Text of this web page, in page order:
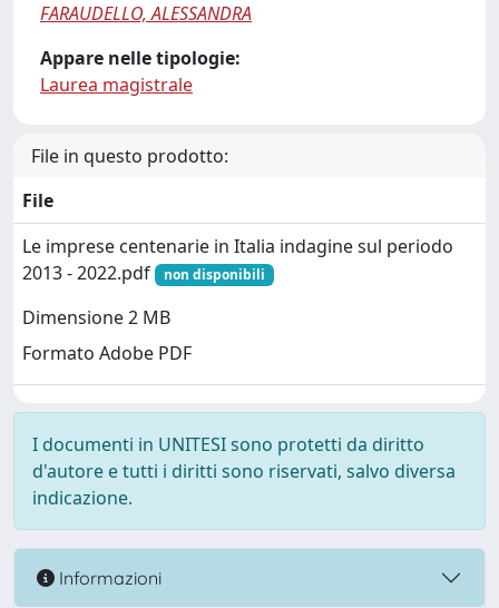
FARAUDELLO, ALESSANDRA
Appare nelle tipologie:
Laurea magistrale
File in questo prodotto:
File
Le imprese centenarie in Italia indagine sul periodo
2013 - 2022.pdf
non disponibili
Dimensione 2 MB
Formato Adobe PDF
I documenti in UNITESI sono protetti da diritto
d'autore e tutti i diritti sono riservati, salvo diversa
indicazione.
Informazioni